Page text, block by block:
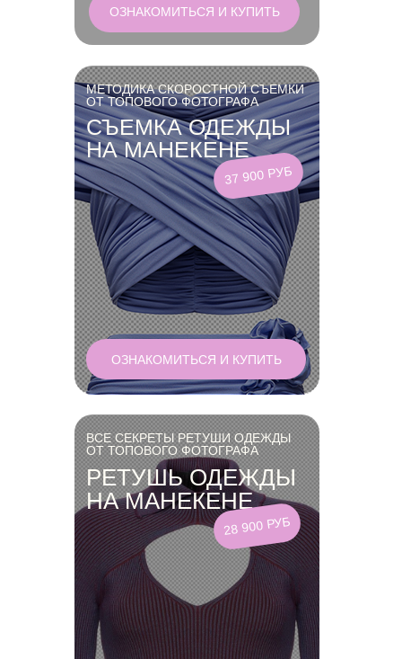
СЪЕМКА ОДЕЖДЫ
НА МАНЕКЕНЕ
МЕТОДИКА СКОРОСТНОЙ СЪЕМКИ
ОТ ТОПОВОГО ФОТОГРАФА
ОЗНАКОМИТЬСЯ И КУПИТЬ
37 900 РУБ
РЕТУШЬ ОДЕЖДЫ
НА МАНЕКЕНЕ
ВСЕ СЕКРЕТЫ РЕТУШИ ОДЕЖДЫ
ОТ ТОПОВОГО ФОТОГРАФА
28 900 РУБ
ОЗНАКОМИТЬСЯ И КУПИТЬ